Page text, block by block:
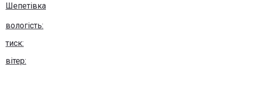
Шепетівка
вологість:
тиск:
вітер: